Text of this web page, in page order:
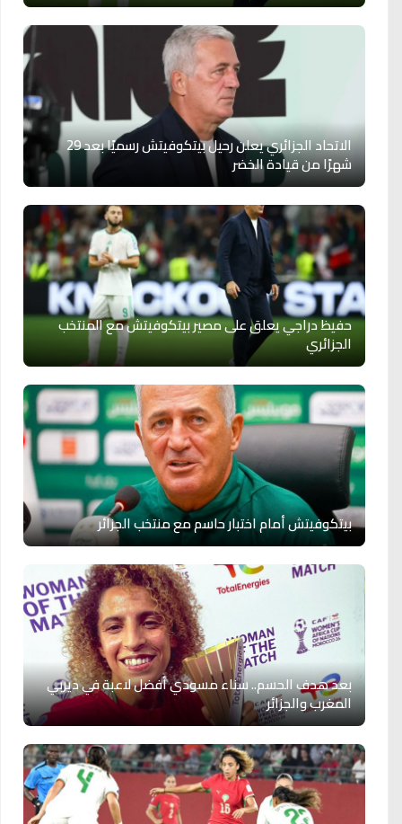
الاتحاد الجزائري يعلن رحيل بيتكوفيتش رسميًا بعد 29
شهرًا من قيادة الخضر
حفيظ دراجي يعلق على مصير بيتكوفيتش مع المنتخب
الجزائري
بيتكوفيتش أمام اختبار حاسم مع منتخب الجزائر
بعد هدف الحسم.. سناء مسودي أفضل لاعبة في ديربي
المغرب والجزائر